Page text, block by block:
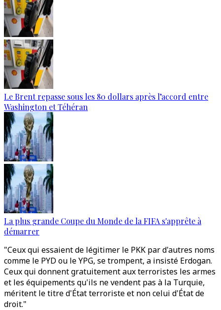
Le Brent repasse sous les 80 dollars après l’accord entre
Washington et Téhéran
La plus grande Coupe du Monde de la FIFA s'apprête à
démarrer
"Ceux qui essaient de légitimer le PKK par d'autres noms
comme le PYD ou le YPG, se trompent, a insisté Erdogan.
Ceux qui donnent gratuitement aux terroristes les armes
et les équipements qu'ils ne vendent pas à la Turquie,
méritent le titre d'État terroriste et non celui d'État de
droit."